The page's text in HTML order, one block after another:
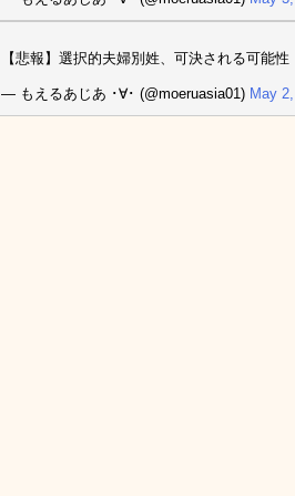
【悲報】選択的夫婦別姓、可決される可能
— もえるあじあ ･∀･ (@moeruasia01) May